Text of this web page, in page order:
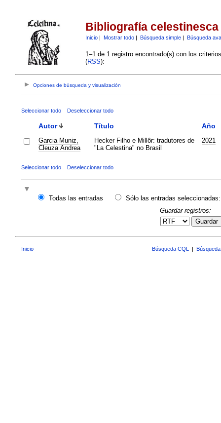
Bibliografía celestinesca
Inicio| Mostrar todo| Búsqueda simple| Búsqueda
1–1 de 1 registro encontrado(s) con los
(RSS):
Opciones de búsqueda y visualización
Seleccionar todo Deseleccionar todo
Autor Título Año
Garcia Muniz,
Cleuza Andrea
Hecker Filho e Millôr: tradutores de
"La Celestina" no Brasil
2021
Seleccionar todo Deseleccionar todo
Todas las entradas
Sólo las entradas seleccionadas:
Guardar registros:
Guardar
Inicio Búsqueda CQL